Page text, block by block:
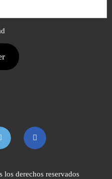
derechos reservados